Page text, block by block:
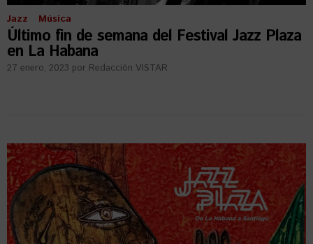
Jazz Música
Último fin de semana del Festival Jazz Plaza
en La Habana
27 enero, 2023 por Redacción VISTAR